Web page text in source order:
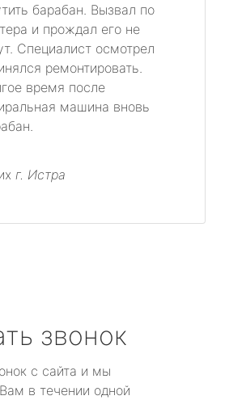
барабан. Вызвал по
и прождал его не
Специалист осмотрел
ремонтировать.
время после
машина вновь
г. Истра
звонок
с сайта и мы
в течении одной